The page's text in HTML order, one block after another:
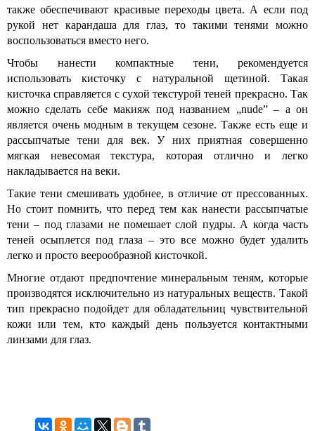
также обеспечивают красивые переходы цвета. А если под
рукой нет карандаша для глаз, то такими тенями можно
воспользоваться вместо него.
Чтобы нанести компактные тени, рекомендуется
использовать кисточку с натуральной щетиной. Такая
кисточка справляется с сухой текстурой теней прекрасно. Так
можно сделать себе макияж под названием „nude” – а он
является очень модным в текущем сезоне. Также есть еще и
рассыпчатые тени для век. У них приятная совершенно
мягкая невесомая текстура, которая отлично и легко
накладывается на веки.
Такие тени смешивать удобнее, в отличие от прессованных.
Но стоит помнить, что перед тем как нанести рассыпчатые
тени – под глазами не помешает слой пудры. А когда часть
теней осыплется под глаза – это все можно будет удалить
легко и просто веерообразной кисточкой.
Многие отдают предпочтение минеральным теням, которые
производятся исключительно из натуральных веществ. Такой
тип прекрасно подойдет для обладательниц чувствительной
кожи или тем, кто каждый день пользуется контактными
линзами для глаз.